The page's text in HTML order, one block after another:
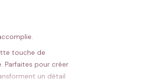
touche de
Parfaites pour créer
un détail